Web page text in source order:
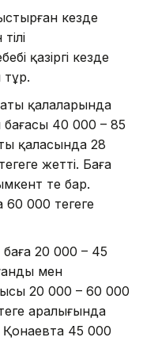
кезде
қазіргі кезде
қалаларында
бағасы 40 000 – 85
қаласында 28
жетті. Баға
те бар.
000 теңгеге
20 000 – 45
мен
20 000 – 60 000
аралығында
45 000